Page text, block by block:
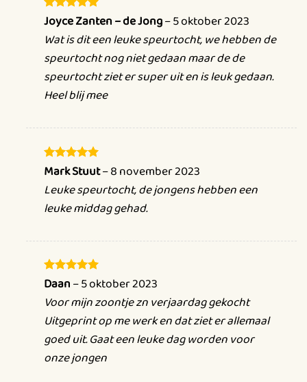
zijn voetbalteam komen versterken. Charlie vertelde
over een voetbalveld in het bos naast ons dorp. Daar
mag je alleen spelen als je heel goed kunt voetballen.
Want er wacht een supercool voetbaltoernooi waar het
winnende team echte profvoetballers worden.
Onderweg wachten leuke en grappige uitdagingen om
samen het allerbeste team te worden.
Wat kun je verwachten?
De speurtocht zit bomvol spannende spelletjes zoals:
Voetbal Bowling: Raak alle kegels omver met een
schot.
Bal overgooien: Werk samen en houd de bal in de
lucht.
Zit voetbal: Speel voetbal terwijl je zit, leuk en
Gewaardeerd
5 uit 5
Joyce Zanten – de Jong–5 oktober 2023
Wat is dit een leuke speurtocht, we hebben de
speurtocht nog niet gedaan maar de de
speurtocht ziet er super uit en is leuk gedaan.
Heel blij mee
Gewaardeerd
5 uit 5
Mark Stuut–8 november 2023
Leuke speurtocht, de jongens hebben een
leuke middag gehad.
Gewaardeerd
5 uit 5
Daan–5 oktober 2023
Voor mijn zoontje zn verjaardag gekocht
Uitgeprint op me werk en dat ziet er allemaal
goed uit. Gaat een leuke dag worden voor
onze jongen